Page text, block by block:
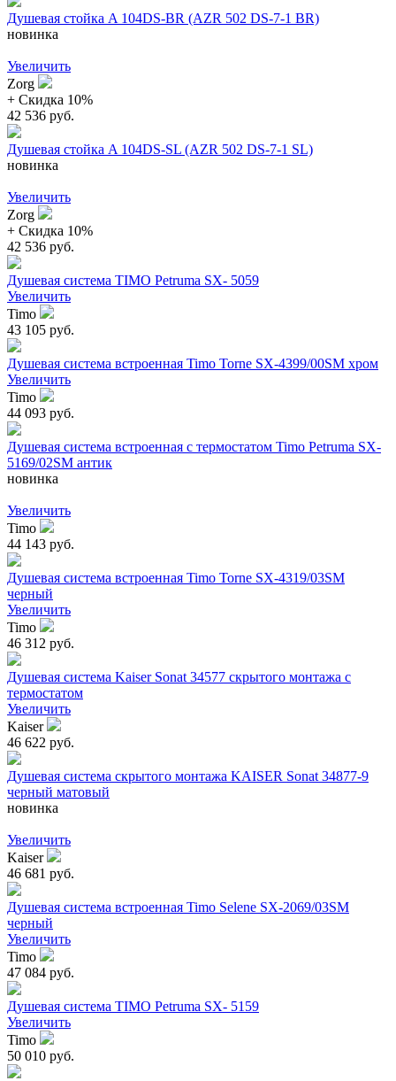
Душевая стойка A 104DS-BR (AZR 502 DS-7-1 BR)
новинка
Увеличить
Zorg
+ Cкидка 10%
42 536 руб.
Душевая стойка A 104DS-SL (AZR 502 DS-7-1 SL)
новинка
Увеличить
Zorg
+ Cкидка 10%
42 536 руб.
Душевая система TIMO Petruma SX- 5059
Увеличить
Timo
43 105 руб.
Душевая система встроенная Timo Torne SX-4399/00SM хром
Увеличить
Timo
44 093 руб.
Душевая система встроенная с термостатом Timo Petruma SX-
5169/02SM антик
новинка
Увеличить
Timo
44 143 руб.
Душевая система встроенная Timo Torne SX-4319/03SM
черный
Увеличить
Timo
46 312 руб.
Душевая система Kaiser Sonat 34577 скрытого монтажа с
термостатом
Увеличить
Kaiser
46 622 руб.
Душевая система скрытого монтажа KAISER Sonat 34877-9
черный матовый
новинка
Увеличить
Kaiser
46 681 руб.
Душевая система встроенная Timo Selene SX-2069/03SM
черный
Увеличить
Timo
47 084 руб.
Душевая система TIMO Petruma SX- 5159
Увеличить
Timo
50 010 руб.